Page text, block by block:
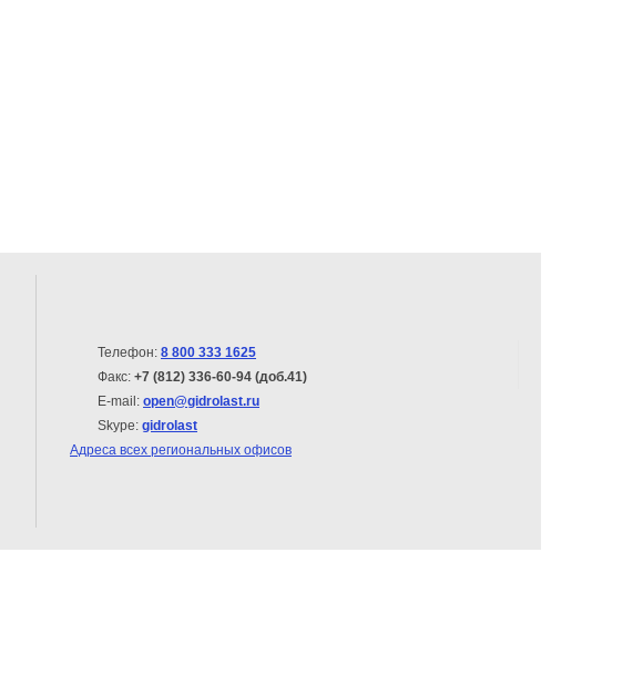
Телефон: 8 800 333 1625
Факс: +7 (812) 336-60-94 (доб.41)
E-mail: open@gidrolast.ru
Skype: gidrolast
Адреса всех региональных офисов